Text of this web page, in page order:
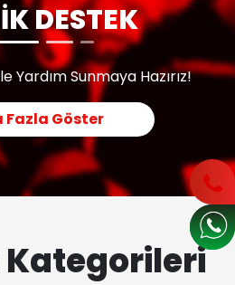
DESTEK
Yardım Sunmaya Hazırız!
Fazla Göster
Kategorileri